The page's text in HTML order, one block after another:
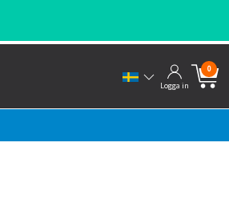
Logga in
0